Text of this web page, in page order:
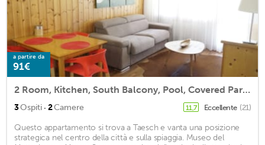
a partire da
91€
2 Room, Kitchen, South Balcony, Pool, Covered Parking In Quiet Täsch (zermatt)
3Ospiti · 2Camere 11,7 Eccellente (21)
Questo appartamento si trova a Taesch e vanta una posizione
strategica nel centro della città e sulla spiaggia. Museo del